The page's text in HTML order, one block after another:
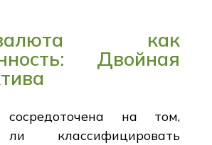
как
Двойная
сосредоточена на том,
классифицировать